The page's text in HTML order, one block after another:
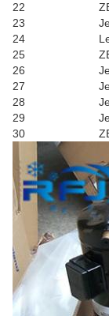
22
23
24
25
26
27
28
29
30